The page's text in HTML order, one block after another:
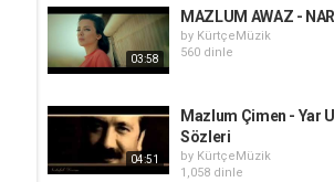
03:58
MAZLUM AWAZ -
by KürtçeMüzik
560 dinle
04:51
Mazlum Çimen - Yar
Sözleri
by KürtçeMüzik
1,058 dinle